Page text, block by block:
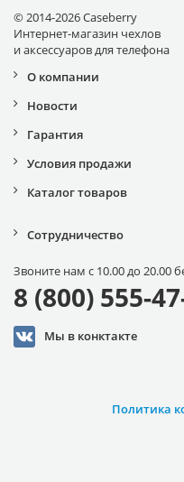
© 2014-2026 Caseberry
Интернет-магазин чехлов
и аксессуаров для телефона
О компании
Новости
Гарантия
Условия продажи
Каталог товаров
Сотрудничество
Звоните нам с 10.00 до 20.00
8 (800) 555-
Мы в конктакте
Политика